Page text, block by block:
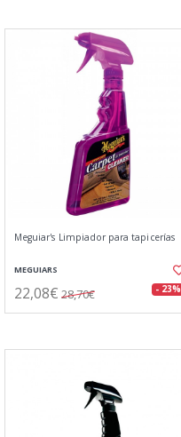
Meguiar's Limpiador para tapicerías
MEGUIARS
22,08€ 28,70€ - 23%